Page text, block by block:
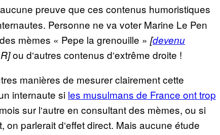
aucune preuve que ces contenus humoristiques
Personne ne va voter Marine Le Pen
mèmes « Pepe la grenouille » [devenu
ou d‘autres contenus d‘extrême droite !
manières de mesurer clairement cette
internaute si les musulmans de France ont trop
sur l‘autre en consultant des mèmes, ou si
parlerait d‘effet direct. Mais aucune étude